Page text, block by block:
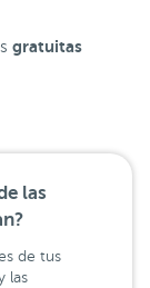
gratuitas
las
de tus
las